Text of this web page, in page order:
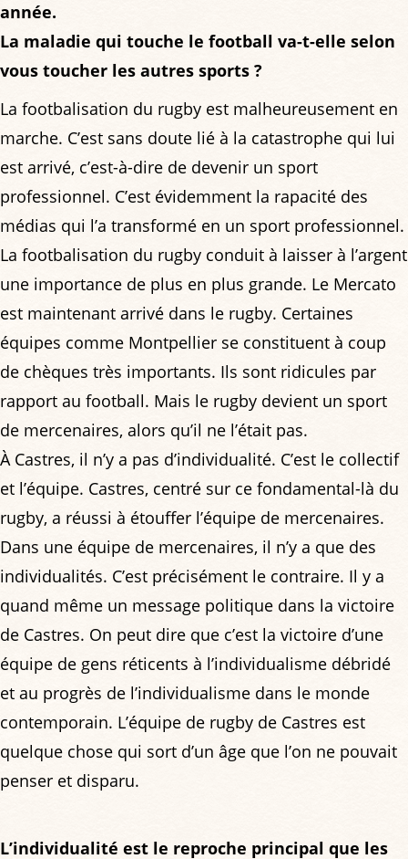
année.
La maladie qui touche le football va-t-elle selon
vous toucher les autres sports ?
La footbalisation du rugby est malheureusement en
marche. C’est sans doute lié à la catastrophe qui lui
est arrivé, c’est-à-dire de devenir un sport
professionnel. C’est évidemment la rapacité des
médias qui l’a transformé en un sport professionnel.
La footbalisation du rugby conduit à laisser à l’argent
une importance de plus en plus grande. Le Mercato
est maintenant arrivé dans le rugby. Certaines
équipes comme Montpellier se constituent à coup
de chèques très importants. Ils sont ridicules par
rapport au football. Mais le rugby devient un sport
de mercenaires, alors qu’il ne l’était pas.
À Castres, il n’y a pas d’individualité. C’est le collectif
et l’équipe. Castres, centré sur ce fondamental-là du
rugby, a réussi à étouffer l’équipe de mercenaires.
Dans une équipe de mercenaires, il n’y a que des
individualités. C’est précisément le contraire. Il y a
quand même un message politique dans la victoire
de Castres. On peut dire que c’est la victoire d’une
équipe de gens réticents à l’individualisme débridé
et au progrès de l’individualisme dans le monde
contemporain. L’équipe de rugby de Castres est
quelque chose qui sort d’un âge que l’on ne pouvait
penser et disparu.
L’individualité est le reproche principal que les